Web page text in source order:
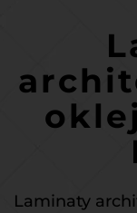
Laminaty